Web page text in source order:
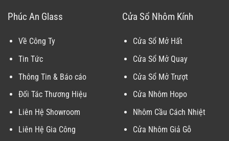
Phúc An Glass
Về Công Ty
Tin Tức
Thông Tin & Báo cáo
Đối Tác Thương Hiệu
Liên Hệ Showroom
Liên Hệ Gia Công
Cửa Sổ Nhôm Kính
Cửa Sổ Mở Hất
Cửa Sổ Mở Quay
Cửa Sổ Mở Trượt
Cửa Nhôm Hopo
Nhôm Cầu Cách Nhiệt
Cửa Nhôm Giả Gỗ